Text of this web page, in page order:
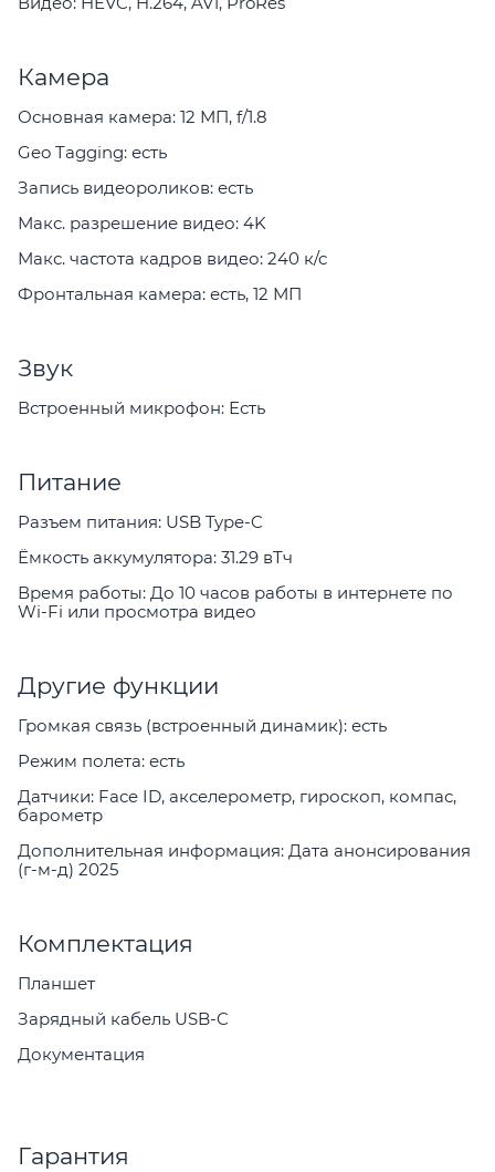
Камера
Основная камера: 12 МП, f/1.8
Geo Tagging: есть
Запись видеороликов: есть
Макс. разрешение видео: 4K
Макс. частота кадров видео: 240 к/с
Фронтальная камера: есть, 12 МП
Звук
Встроенный микрофон: Есть
Питание
Разъем питания: USB Type-C
Ёмкость аккумулятора: 31.29 вТч
Время работы: До 10 часов работы в интернете по
Wi-Fi или просмотра видео
Другие функции
Громкая связь (встроенный динамик): есть
Режим полета: есть
Датчики: Face ID, акселерометр, гироскоп, компас,
барометр
Дополнительная информация: Дата анонсирования
(г-м-д) 2025
Комплектация
Планшет
Зарядный кабель USB-C
Документация
Гарантия